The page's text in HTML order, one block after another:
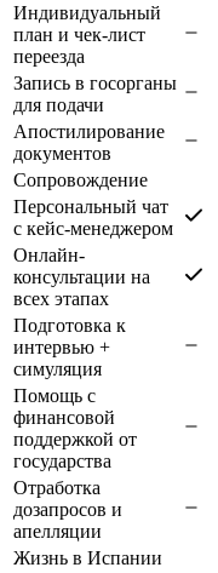
Индивидуальный
план и чек-лист
переезда
Запись в госорганы
для подачи
Апостилирование
документов
Сопровождение
Персональный чат
с кейс-менеджером
Онлайн-
консультации на
всех этапах
Подготовка к
интервью +
симуляция
Помощь с
финансовой
поддержкой от
государства
Отработка
дозапросов и
апелляции
Жизнь в Испании